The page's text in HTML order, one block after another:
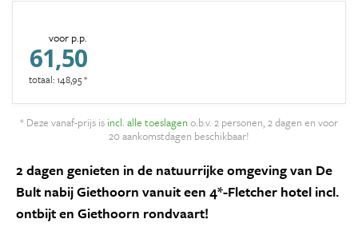
voor p.p.
61,50
totaal: 148,95 *
* Deze vanaf-prijs is incl. alle toeslagen o.b.v. 2 personen, 2 dagen en voor
20 aankomstdagen beschikbaar!
2 dagen genieten in de natuurrijke omgeving van De
Bult nabij Giethoorn vanuit een 4*-Fletcher hotel incl.
ontbijt en Giethoorn rondvaart!